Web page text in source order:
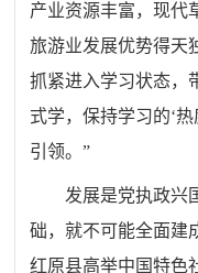
产业资源丰富，现代
旅游业发展优势得天
抓紧进入学习状态，
式学，保持学习的‘热
引领。”
发展是党执政兴
础，就不可能全面建
红原县高举中国特色